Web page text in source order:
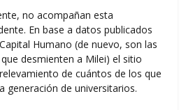
no acompañan esta
En base a datos publicados
Humano (de nuevo, son las
desmienten a Milei) el sitio
de cuántos de los que
generación de universitarios.